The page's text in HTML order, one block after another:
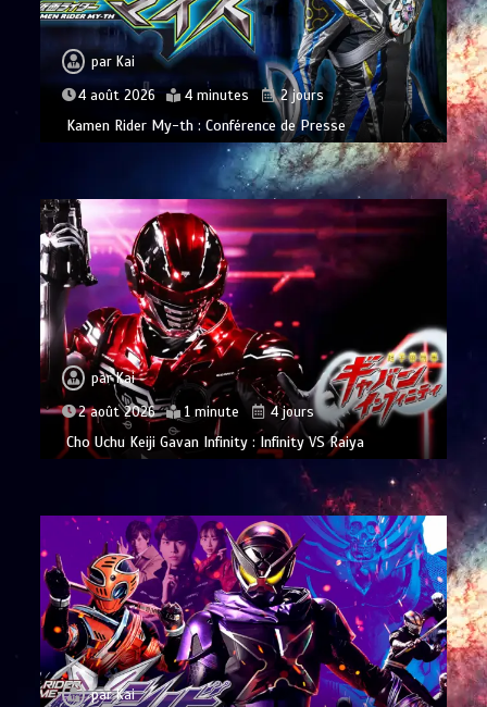
par Kai
4 août 2026
4 minutes 2 jours
Kamen Rider My-th : Conférence de Presse
parKai
2 août 2026
1 minute 4 jours
Cho Uchu Keiji Gavan Infinity : Infinity VS Raiya
parKai